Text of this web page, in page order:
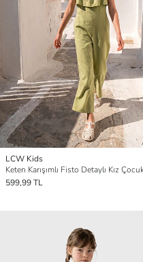
LCW Kids
599,99 TL